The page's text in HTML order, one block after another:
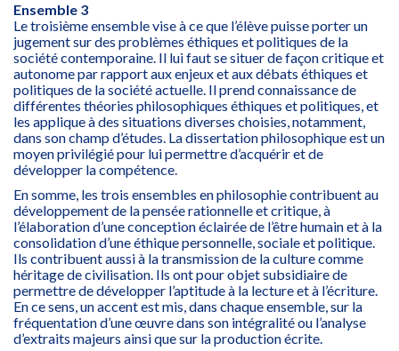
Ensemble 3
Le troisième ensemble vise à ce que l’élève puisse porter un
jugement sur des problèmes éthiques et politiques de la
société contemporaine. Il lui faut se situer de façon critique et
autonome par rapport aux enjeux et aux débats éthiques et
politiques de la société actuelle. Il prend connaissance de
différentes théories philosophiques éthiques et politiques, et
les applique à des situations diverses choisies, notamment,
dans son champ d’études. La dissertation philosophique est un
moyen privilégié pour lui permettre d’acquérir et de
développer la compétence.
En somme, les trois ensembles en philosophie contribuent au
développement de la pensée rationnelle et critique, à
l’élaboration d’une conception éclairée de l’être humain et à la
consolidation d’une éthique personnelle, sociale et politique.
Ils contribuent aussi à la transmission de la culture comme
héritage de civilisation. Ils ont pour objet subsidiaire de
permettre de développer l’aptitude à la lecture et à l’écriture.
En ce sens, un accent est mis, dans chaque ensemble, sur la
fréquentation d’une œuvre dans son intégralité ou l’analyse
d’extraits majeurs ainsi que sur la production écrite.